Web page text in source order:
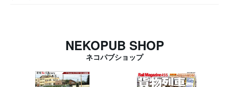
NEKOPUB SHOP
ネコパブショップ